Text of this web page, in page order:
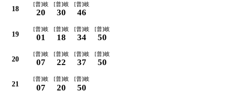
18
[普]岐
20
[普]岐
30
[普]岐
46
19
[普]岐
01
[普]岐
18
[普]岐
34
[普]岐
50
20
[普]岐
07
[普]岐
22
[普]岐
37
[普]岐
50
21
[普]岐
07
[普]岐
20
[普]岐
50